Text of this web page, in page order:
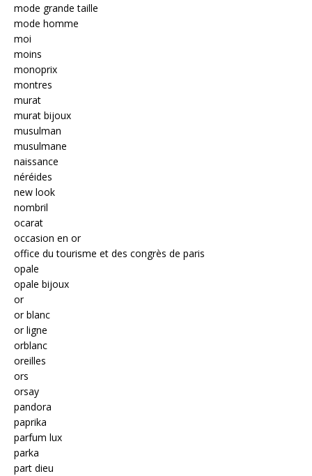
mode grande taille
mode homme
moi
moins
monoprix
montres
murat
murat bijoux
musulman
musulmane
naissance
néréides
new look
nombril
ocarat
occasion en or
office du tourisme et des congrès de paris
opale
opale bijoux
or
or blanc
or ligne
orblanc
oreilles
ors
orsay
pandora
paprika
parfum lux
parka
part dieu